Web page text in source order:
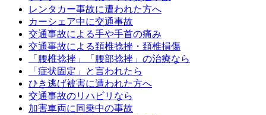
レンタカー事故に遭われた方へ
カーシェア中に交通事故
交通事故による手や手首の痛み
交通事故による頚椎捻挫・頚椎損傷
「腰椎捻挫」「腰部捻挫」の治療なら
「症状固定」と言われたら
ひき逃げ被害に遭われた方へ
交通事故のリハビリなら
加害車両に同乗中の事故